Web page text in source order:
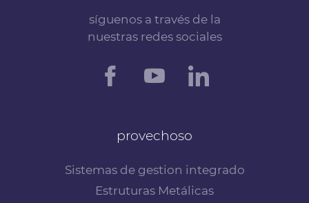
síguenos a través de la
nuestras redes sociales
provechoso
Sistemas de gestion integrado
Estruturas Metálicas